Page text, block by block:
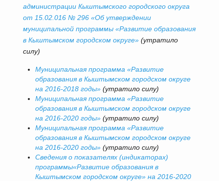
администрации Кыштымского городского округа
от 15.02.016 № 296 «Об утверждении
муниципальной программы «Развитие образования
в Кыштымском городском округе»(утратило
силу)
Муниципальная программа «Развитие
образования в Кыштымском городском округе
на 2016-2018 годы»(утратило силу)
Муниципальная программа «Развитие
образования в Кыштымском городском округе
на 2016-2020 годы»(утратило силу)
Муниципальная программа «Развитие
образования в Кыштымском городском округе
на 2016-2020 годы»(утратило силу)
Сведения о показателях (индикаторах)
программы«Развитие образования в
Кыштымском городском округе» на 2016-2020